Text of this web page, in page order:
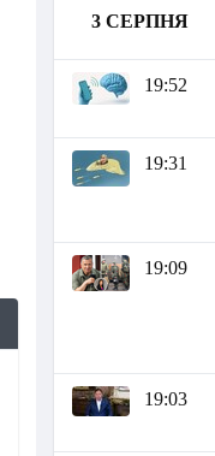
3 СЕРПНЯ
19:52
19:31
19:09
19:03